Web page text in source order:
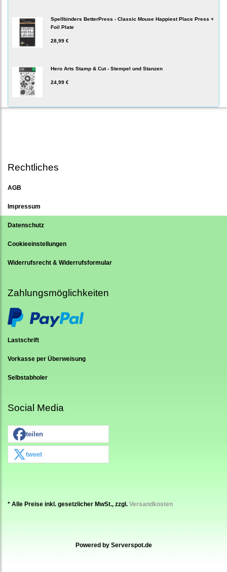
Spellbinders BetterPress - Classic Mouse Happiest Place Press +
Foil Plate
28,99 €
Hero Arts Stamp & Cut - Stempel und Stanzen
24,99 €
Rechtliches
AGB
Impressum
Datenschutz
Cookieeinstellungen
Widerrufsrecht & Widerrufsformular
Zahlungsmöglichkeiten
Lastschrift
Vorkasse per Überweisung
Selbstabholer
Social Media
teilen
tweet
* Alle Preise inkl. gesetzlicher MwSt., zzgl. Versandkosten
Powered by Serverspot.de